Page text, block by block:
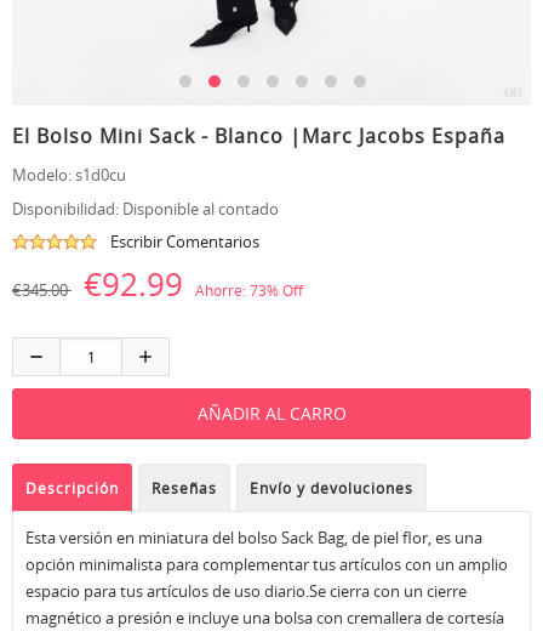
El Bolso Mini Sack - Blanco |Marc Jacobs España
Modelo:s1d0cu
Disponibilidad: Disponible al contado
Escribir Comentarios
€345.00 €92.99 Ahorre:73% Off
Descripción Reseñas Envío y devoluciones
Esta versión en miniatura del bolso Sack Bag, de piel flor, es una
opción minimalista para complementar tus artículos con un amplio
espacio para tus artículos de uso diario.Se cierra con un cierre
magnético a presión e incluye una bolsa con cremallera de cortesía